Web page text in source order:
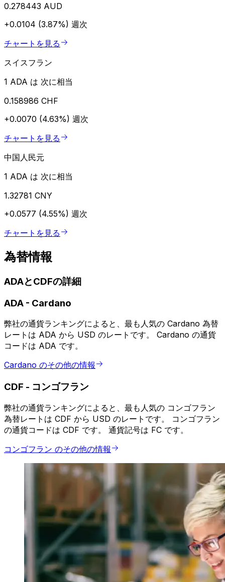
0.278443 AUD
+0.0104 (3.87%) 週次
チャートを見る
スイスフラン
1 ADA は 次に相当
0.158986 CHF
+0.0070 (4.63%) 週次
チャートを見る
中国人民元
1 ADA は 次に相当
1.32781 CNY
+0.0577 (4.55%) 週次
チャートを見る
為替情報
ADAとCDFの詳細
ADA - Cardano
弊社の通貨ランキングによると、最も人気の Cardano 為替
レートは ADA から USD のレートです。 Cardano の通貨
コードは ADA です。
Cardano のその他の情報
CDF - コンゴフラン
弊社の通貨ランキングによると、最も人気の コンゴフラン
為替レートは CDF から USD のレートです。 コンゴフラン
の通貨コードは CDF です。 通貨記号は FC です。
コンゴフラン のその他の情報